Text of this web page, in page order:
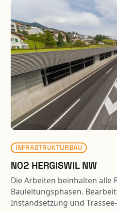
Gewerbegebäude
Gebäude sind in Stahlbeton-
ausgeführt, welche
Wirtschaftlichkeit und
erfüllen. Damit die
Wendekreis in die
können, ragt das Parking
Verkehrsfläche. Die
mittels Stützenvorspannung
Dachträgern aufgehängt.
Krafteinleitung werden die
schlanken Flachdecken auf
Mass begrenzt.
INFRASTRUKTURBAU
N02 HERGISWIL NW
Die Arbeiten beinhalten alle
Bauleitungsphasen.
Instandsetzung und